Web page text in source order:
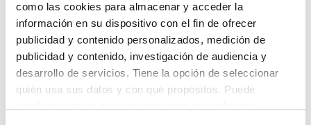
como las cookies para almacenar y acceder la
información en su dispositivo con el fin de ofrecer
publicidad y contenido personalizados, medición de
publicidad y contenido, investigación de audiencia y
desarrollo de servicios. Tiene la opción de seleccionar
quién usa sus datos y con qué propósitos. Puede
Lo sentimos, no sabemos como
te hemos traido hasta aquí.
Pero puedes encontrar el coche que estás
buscando en alguno de estos enlaces: